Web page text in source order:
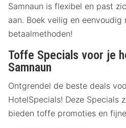
Samnaun is flexibel en past
aan. Boek veilig en
betaalmethoden!
Toffe Specials voor je
Samnaun
Ontgrendel de beste deals
HotelSpecials! Deze Specials
bieden toffe promoties en